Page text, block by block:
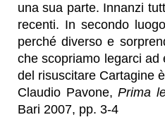
una sua parte. Innanzi
recenti. In secondo
perché diverso e
che scopriamo legarci
del risuscitare Cartagine
Claudio Pavone, Prima
Bari 2007, pp. 3-4